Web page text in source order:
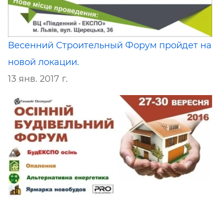
Весенний Строительный Форум пройдет на
новой локации.
13 янв. 2017 г.